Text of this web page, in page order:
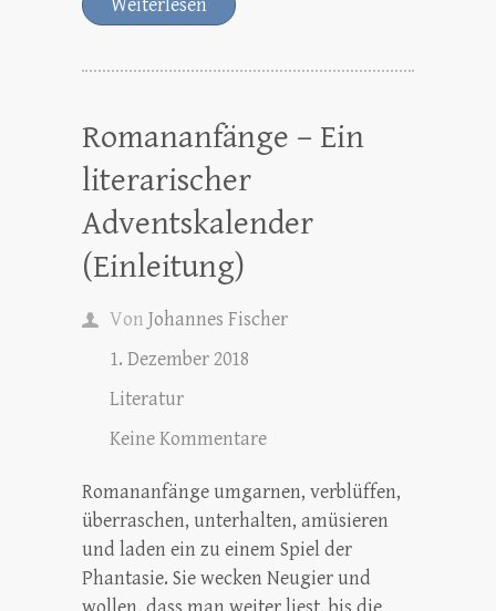
Weiterlesen
Romananfänge – Ein
literarischer
Adventskalender
(Einleitung)
Von Johannes Fischer
1. Dezember 2018
Literatur
Keine Kommentare
Romananfänge umgarnen, verblüffen,
überraschen, unterhalten, amüsieren
und laden ein zu einem Spiel der
Phantasie. Sie wecken Neugier und